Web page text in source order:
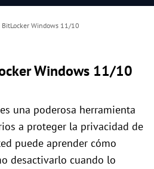
BitLocker Windows 11/10
Windows 11/10
una poderosa herramienta
a proteger la privacidad de
puede aprender cómo
desactivarlo cuando lo